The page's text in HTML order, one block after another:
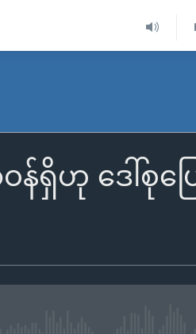
ရှိဟု ဒေါ်စုပ